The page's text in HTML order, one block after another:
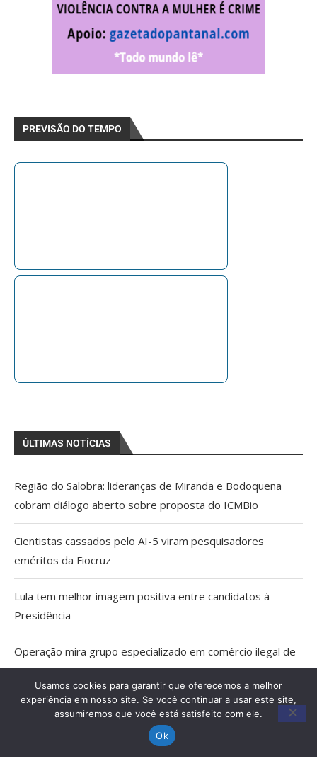
PREVISÃO DO TEMPO
ÚLTIMAS NOTÍCIAS
Região do Salobra: lideranças de Miranda e Bodoquena
cobram diálogo aberto sobre proposta do ICMBio
Cientistas cassados pelo AI-5 viram pesquisadores
eméritos da Fiocruz
Lula tem melhor imagem positiva entre candidatos à
Presidência
Operação mira grupo especializado em comércio ilegal de
armas em MS
TCE apreende 6 veículos irregulares do transporte escolar
Usamos cookies para garantir que oferecemos a melhor
experiência em nosso site. Se você continuar a usar este site,
assumiremos que você está satisfeito com ele.
Ok